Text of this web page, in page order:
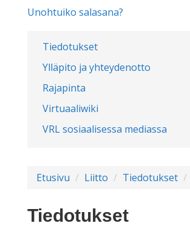
Tiedotukset
Ylläpito ja yhteydenotto
Rajapinta
Virtuaaliwiki
VRL sosiaalisessa mediassa
Unohtuiko salasana?
Etusivu Liitto Tiedotukset
Tiedotukset